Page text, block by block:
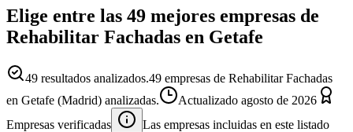
Elige entre las 49 mejores empresas de
Rehabilitar Fachadas en Getafe
49 resultados analizados.49 empresas de Rehabilitar Fachadas
en Getafe (Madrid) analizadas.
Actualizado agosto de 2026
Empresas verificadas
Las empresas incluidas en este listado